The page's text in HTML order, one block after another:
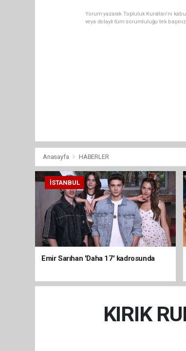
Yorum yazarak Topluluk Kuralları’nı
veya dolaylı tüm sorumluluğu tek
Anasayfa HABERLER
İSTANBUL
Emir Sarıhan 'Daha 17' kadrosunda
KIRIK